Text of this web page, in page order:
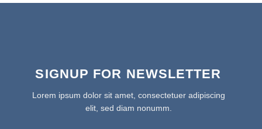
SIGNUP FOR NEWSLETTER
Lorem ipsum dolor sit amet, consectetuer adipiscing
elit, sed diam nonumm.